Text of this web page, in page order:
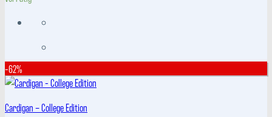
-62%
Cardigan – College Edition